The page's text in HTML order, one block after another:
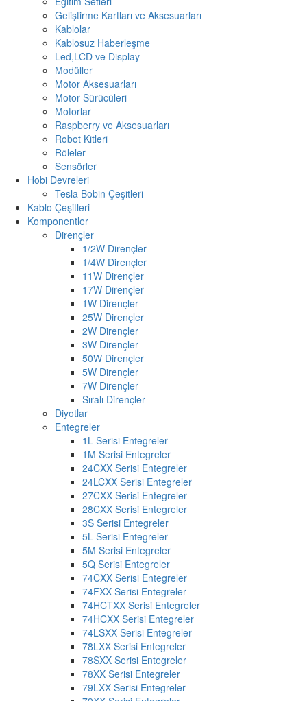
Geliştirme Kartları ve Aksesuarları
Kablolar
Kablosuz Haberleşme
Led,LCD ve Display
Modüller
Motor Aksesuarları
Motor Sürücüleri
Motorlar
Raspberry ve Aksesuarları
Robot Kitleri
Röleler
Sensörler
Hobi Devreleri
Tesla Bobin Çeşitleri
Kablo Çeşitleri
Komponentler
Dirençler
1/2W Dirençler
1/4W Dirençler
11W Dirençler
17W Dirençler
1W Dirençler
25W Dirençler
2W Dirençler
3W Dirençler
50W Dirençler
5W Dirençler
7W Dirençler
Sıralı Dirençler
Diyotlar
Entegreler
1L Serisi Entegreler
1M Serisi Entegreler
24CXX Serisi Entegreler
24LCXX Serisi Entegreler
27CXX Serisi Entegreler
28CXX Serisi Entegreler
3S Serisi Entegreler
5L Serisi Entegreler
5M Serisi Entegreler
5Q Serisi Entegreler
74CXX Serisi Entegreler
74FXX Serisi Entegreler
74HCTXX Serisi Entegreler
74HCXX Serisi Entegreler
74LSXX Serisi Entegreler
78LXX Serisi Entegreler
78SXX Serisi Entegreler
78XX Serisi Entegreler
79LXX Serisi Entegreler